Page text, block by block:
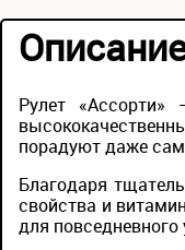
Рулет
порадуют даже
Благодаря
свойства и
для